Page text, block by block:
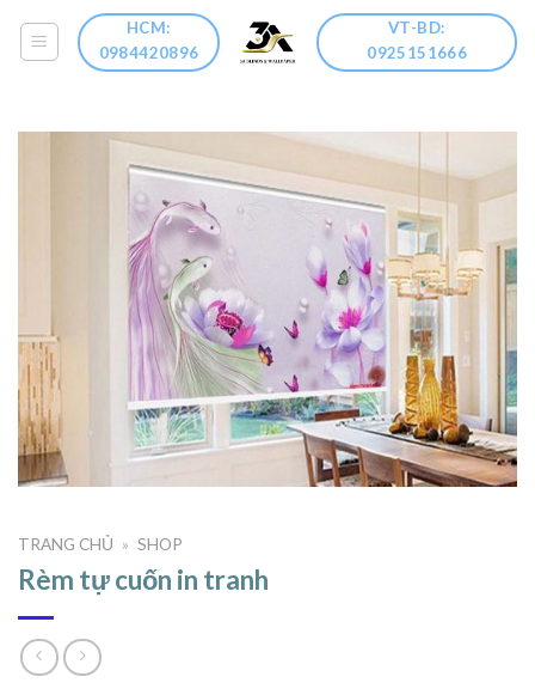
HCM:
0984420896
VT-BD:
0925151666
TRANG CHỦ » SHOP
Rèm tự cuốn in tranh